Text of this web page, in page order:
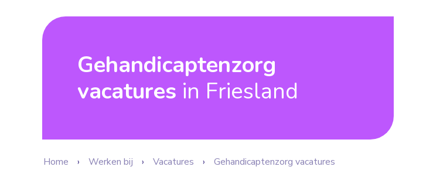
Gehandicaptenzorg
vacatures in Friesland
Home Werken bij Vacatures Gehandicaptenzorg vacatures